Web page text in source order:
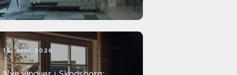
16. juni 2026